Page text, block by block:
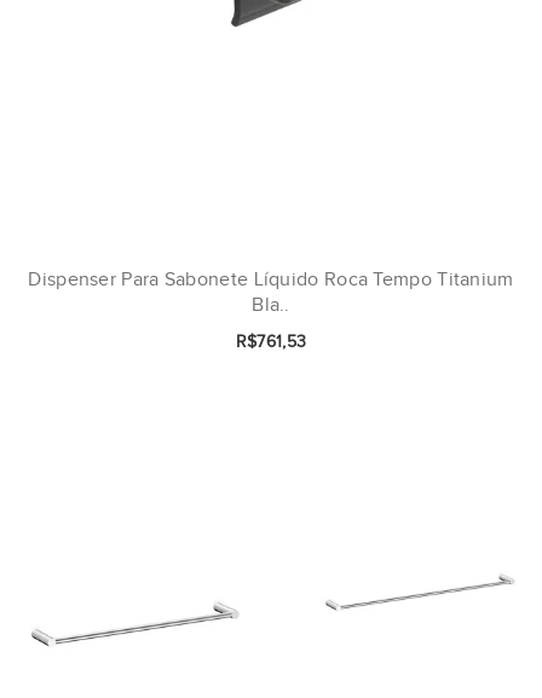
Dispenser Para Sabonete Líquido Roca Tempo Titanium
Bla..
R$761,53